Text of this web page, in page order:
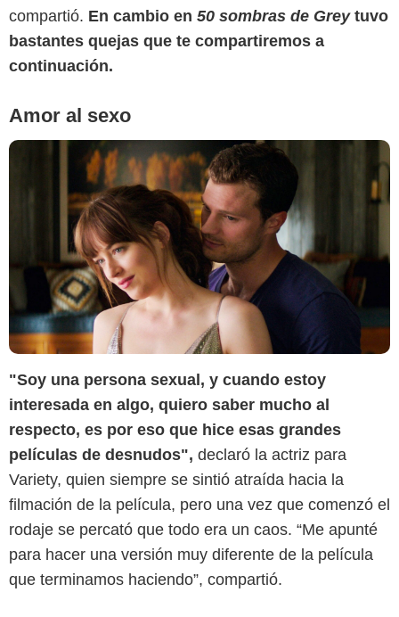
compartió. En cambio en 50 sombras de Greytuvo
bastantes quejas que te compartiremos a
continuación.
Amor al sexo
"Soy una persona sexual, y cuando estoy
interesada en algo, quiero saber mucho al
respecto, es por eso que hice esas grandes
películas de desnudos", declaró la actriz para
Variety, quien siempre se sintió atraída hacia la
filmación de la película, pero una vez que comenzó el
rodaje se percató que todo era un caos. “Me apunté
para hacer una versión muy diferente de la película
que terminamos haciendo”, compartió.
SensaCine Latam